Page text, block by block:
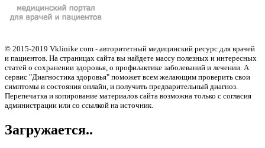
© 2015-2019 Vklinike.com - авторитетный медицинский ресурс для врачей
и пациентов. На страницах сайта вы найдете массу полезных и интересных
статей о сохранении здоровья, о профилактике заболеваний и лечении. А
сервис "Диагностика здоровья" поможет всем желающим проверить свои
симптомы и состояния онлайн, и получить предварительный диагноз.
Перепечатка и копирование материалов сайта возможна только с согласия
администрации или со ссылкой на источник.
Загружается..